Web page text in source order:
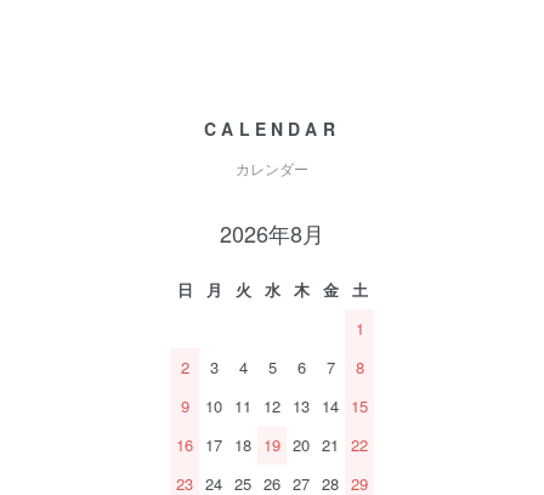
CALENDAR
カレンダー
2026年8月
日 月 火 水 木 金
土
1
2
3 4 5 6 7
8
9
10 11 12 13 14 15
16 17 18 19 20 21
22
23 24 25 26 27 28 29